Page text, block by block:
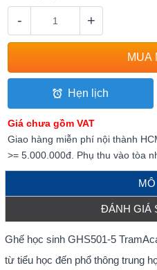
- +
Hẹn lịch
Giá chưa gồm VAT
Giao hàng miễn phí nội thành
>= 5.000.000đ. Phụ thu vào tòa
ĐÁNH GIÁ
Ghế học sinh GHS501-5
từ tiểu học đến phổ thông trung